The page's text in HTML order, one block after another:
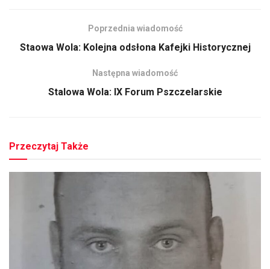
Poprzednia wiadomość
Staowa Wola: Kolejna odsłona Kafejki Historycznej
Następna wiadomość
Stalowa Wola: IX Forum Pszczelarskie
Przeczytaj Także